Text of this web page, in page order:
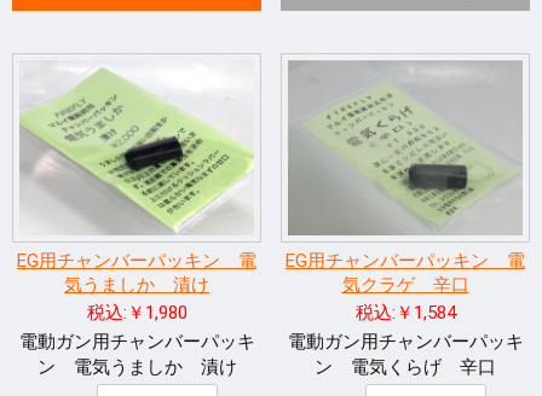
EG用チャンバーパッキン 電
気うましか 漬け
税込:￥1,980
電動ガン用チャンバーパッキ
ン 電気うましか 漬け
EG用チャンバーパッキン 電
気クラゲ 辛口
税込:￥1,584
電動ガン用チャンバーパッキ
ン 電気くらげ 辛口